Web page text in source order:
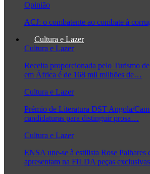
Opinião
ACJ: o combatente ao combate à
Cultura e Lazer
Cultura e Lazer
Receita proporcionada pelo Turismo
em África é de 168 mil milhões de…
Cultura e Lazer
Prémio de Literatura DST Angola/
candidaturas para distinguir prosa…
Cultura e Lazer
ENSA une-se à estilista Rose Palhares
apresentam na FILDA peças exclusivas